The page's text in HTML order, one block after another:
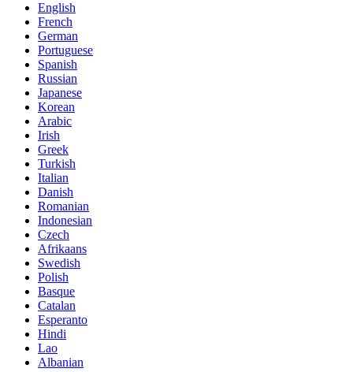
English
French
German
Portuguese
Spanish
Russian
Japanese
Korean
Arabic
Irish
Greek
Turkish
Italian
Danish
Romanian
Indonesian
Czech
Afrikaans
Swedish
Polish
Basque
Catalan
Esperanto
Hindi
Lao
Albanian